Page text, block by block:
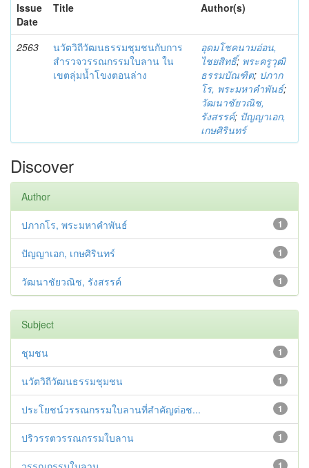
Issue
Date
Title Author(s)
2563
นวัตวิถีวัฒนธรรมชุมชนกับการ
สำรวจวรรณกรรมใบลาน ใน
เขตลุ่มน้ำโขงตอนล่าง
อุดมโชคนามอ่อน,
ไชยสิทธิ์; พระครูวุฒิ
ธรรมบัณฑิต; ปภาก
โร, พระมหาคำพันธ์;
วัฒนาชัยวณิช,
รังสรรค์; ปัญญาเอก,
เกษศิรินทร์
Discover
Author
1
ปภากโร, พระมหาคำพันธ์
1
ปัญญาเอก, เกษศิรินทร์
1
วัฒนาชัยวณิช, รังสรรค์
Subject
1
ชุมชน
1
นวัตวิถีวัฒนธรรมชุมชน
1
ประโยชน์วรรณกรรมใบลานที่สำคัญต่อช...
1
ปริวรรตวรรณกรรมใบลาน
1